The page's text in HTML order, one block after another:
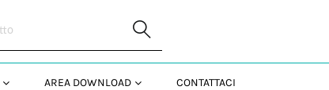
AREA DOWNLOAD CONTATTACI